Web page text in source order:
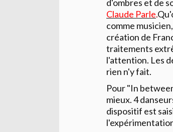
d'ombres et de
Claude Parle.
comme
création de
traitements
l'attention. Les
rien n'y fait.
Pour "In
mieux. 4
dispositif est